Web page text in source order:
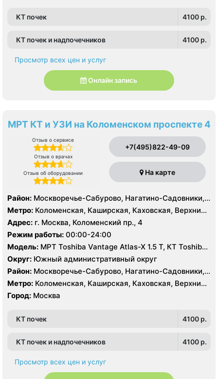
КТ почек 4100 p.
КТ почек и надпочечников 4100 p.
Просмотр всех цен и услуг
Онлайн запись
МРТ КТ и УЗИ на Коломенском проспекте 4
Отзыв о сервисе
Отзыв о врачах
Отзыв об оборудовании
+7(495)822-49-09
На карте
Район: Москворечье-Сабурово, Нагатино-Садовники,
Нагатинский Затон, Нагорный , Зюзино, Котловка
Метро: Коломенская, Каширская, Каховская, Верхние
Котлы, Варшавская, Нагатинская, Нагорная,
Нахимовский проспект, Севастопольская
Адрес: г. Москва, Коломенский пр., 4
Режим работы: 00:00-24:00
Модель: МРТ Toshiba Vantage Atlas-X 1.5 Т, КТ Toshiba
Aquilion 64 среза, УЗИ
Округ: Южный административный округ
Район: Москворечье-Сабурово, Нагатино-Садовники,
Нагатинский Затон, Нагорный , Зюзино, Котловка
Метро: Коломенская, Каширская, Каховская, Верхние
Котлы, Варшавская, Нагатинская, Нагорная,
Нахимовский проспект, Севастопольская
Город: Москва
КТ почек 4100 p.
КТ почек и надпочечников 4100 p.
Просмотр всех цен и услуг